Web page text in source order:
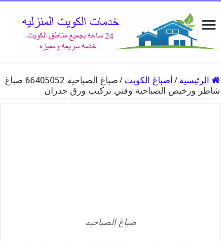
الرئيسية /أصباغ الكويت /
صباغ الصباحية 66405052 صباغ
شاطر ورخيص الصباحية وفني تركيب ورق جدران
صباغ الصباحية